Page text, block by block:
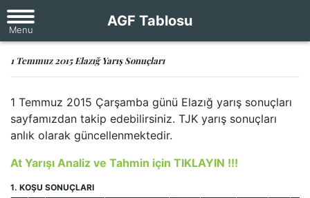
AGF Tablosu
1 Temmuz 2015 Elazığ Yarış Sonuçları
1 Temmuz 2015 Çarşamba günü Elazığ yarış sonuçları
sayfamızdan takip edebilirsiniz. TJK yarış sonuçları
anlık olarak güncellenmektedir.
At Yarışı Analiz ve Tahmin için TIKLAYIN !!!
1. KOŞU SONUÇLARI